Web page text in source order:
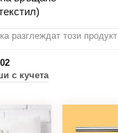
разглеждат този продукт
с кучета